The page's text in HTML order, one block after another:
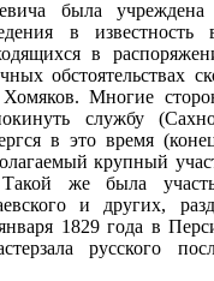
была учреждена
в известность
в
обстоятельствах
Многие
службу
в это время
крупный
же была
и других,
1829 года в
русского